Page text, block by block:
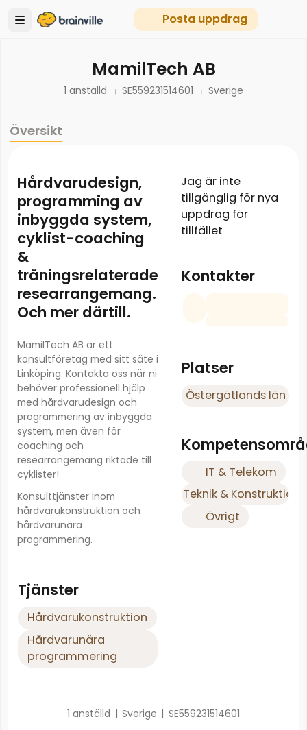
Posta uppdrag
MamilTech AB
1 anställd SE559231514601 Sverige
Översikt
Hårdvarudesign,
programming av
inbyggda system,
cyklist-coaching
&
träningsrelaterade
researrangemang.
Och mer därtill.
MamilTech AB är ett
konsultföretag med sitt säte i
Linköping. Kontakta oss när ni
behöver professionell hjälp
med hårdvarudesign och
programmering av inbyggda
system, men även för
coaching och
researrangemang riktade till
cyklister!
Konsulttjänster inom
hårdvarukonstruktion och
hårdvarunära
programmering.
Tjänster
Hårdvarukonstruktion
Hårdvarunära
programmering
Jag är inte
tillgänglig för nya
uppdrag för
tillfället
Kontakter
Platser
Östergötlands län
IT & Telekom
Teknik & Konstruktion
Övrigt
1 anställd | Sverige | SE559231514601